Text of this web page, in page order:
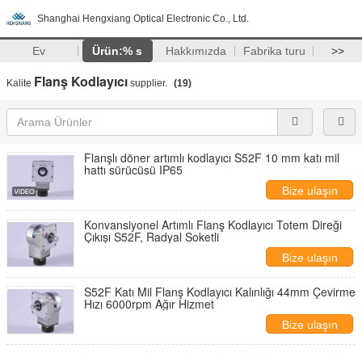
Shanghai Hengxiang Optical Electronic Co., Ltd.
Ev Ürün:% s Hakkımızda Fabrika turu >>
Kalite Flanş Kodlayıcı supplier. (19)
Flanşlı döner artımlı kodlayıcı S52F 10 mm katı mil
hattı sürücüsü IP65
Bize ulaşın
Konvansiyonel Artımlı Flanş Kodlayıcı Totem Direği
Çıkışı S52F, Radyal Soketli
Bize ulaşın
S52F Katı Mil Flanş Kodlayıcı Kalınlığı 44mm Çevirme
Hızı 6000rpm Ağır Hizmet
Bize ulaşın